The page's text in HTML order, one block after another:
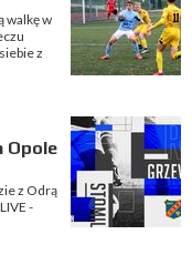
walkę w
z
Opole
z Odrą
-